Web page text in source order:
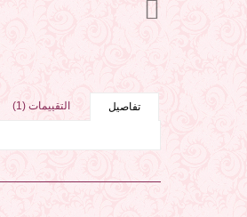
تفاصيل التقييمات (1)